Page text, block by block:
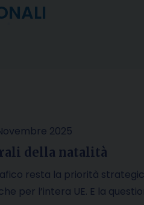
2025
della natalità
resta la priorità
per l’intera UE. E la